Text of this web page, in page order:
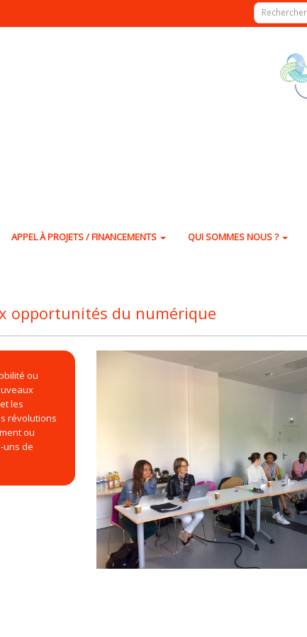
APPEL À PROJETS / FINANCEMENTS QUI SOMMES NOUS ?
opportunités du numérique
ou
les
révolutions
ou
uns de